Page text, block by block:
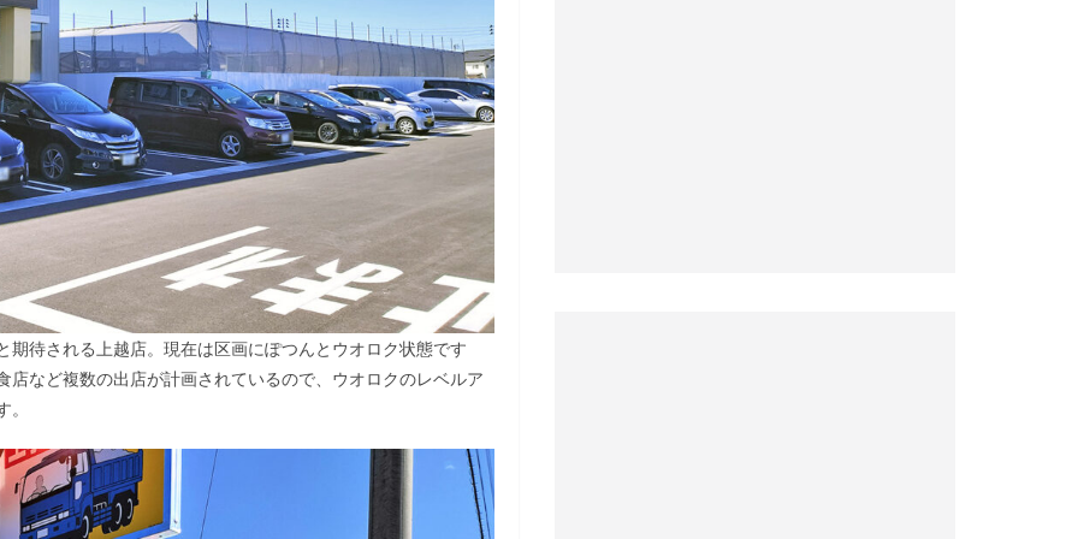
待される上越店。現在は区画にぽつんとウオロク状態です
など複数の出店が計画されているので、ウオロクのレベルア